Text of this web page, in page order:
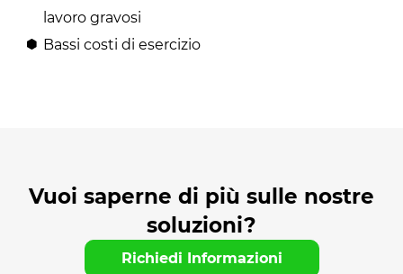
lavoro gravosi
Bassi costi di esercizio
Vuoi saperne di più sulle nostre
soluzioni?
Richiedi Informazioni